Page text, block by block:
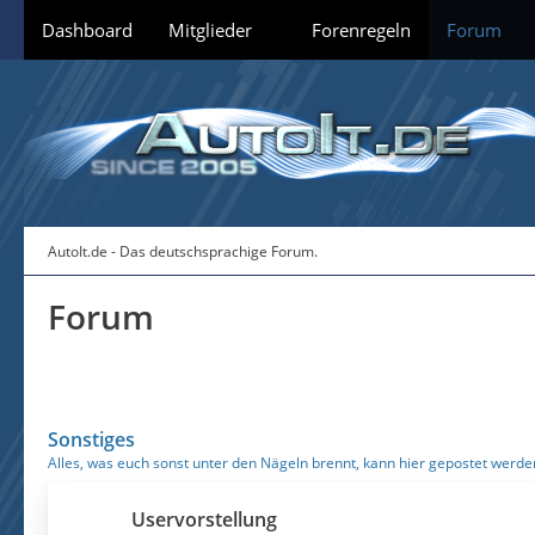
Dashboard Mitglieder Forenregeln Forum
AutoIt.de - Das deutschsprachige Forum.
Forum
Sonstiges
Alles, was euch sonst unter den Nägeln brennt, kann hier gepostet
Uservorstellung